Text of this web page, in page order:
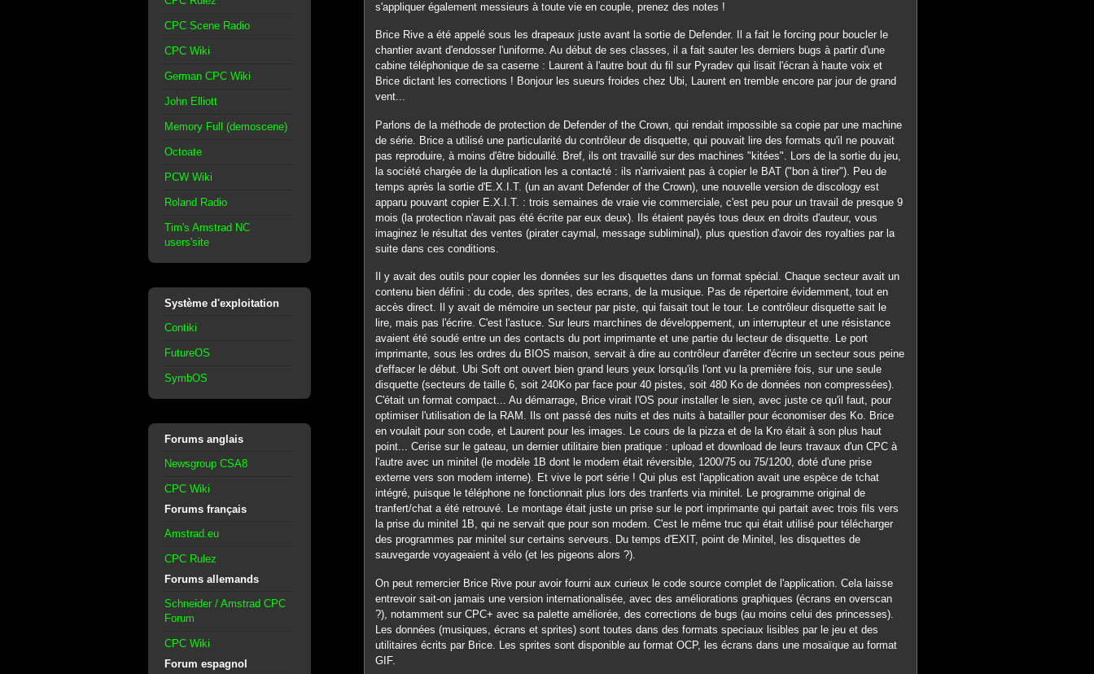
CPC Scene Radio
CPC Wiki
German CPC Wiki
John Elliott
Memory Full (demoscene)
Octoate
PCW Wiki
Roland Radio
Tim's Amstrad NC
users'site
Système d'exploitation
Contiki
FutureOS
SymbOS
Forums anglais
Newsgroup CSA8
CPC Wiki
Forums français
Amstrad.eu
CPC Rulez
Forums allemands
Schneider / Amstrad CPC
Forum
CPC Wiki
Forum espagnol
s'appliquer également messieurs à toute vie en couple, prenez des notes !
Brice Rive a été appelé sous les drapeaux juste avant la sortie de Defender. Il a fait le forcing pour boucler le
chantier avant d'endosser l'uniforme. Au début de ses classes, il a fait sauter les derniers bugs à partir d'une
cabine téléphonique de sa caserne : Laurent à l'autre bout du fil sur Pyradev qui lisait l'écran à haute voix et
Brice dictant les corrections ! Bonjour les sueurs froides chez Ubi, Laurent en tremble encore par jour de grand
vent...
Parlons de la méthode de protection de Defender of the Crown, qui rendait impossible sa copie par une machine
de série. Brice a utilisé une particularité du contrôleur de disquette, qui pouvait lire des formats qu'il ne pouvait
pas reproduire, à moins d'être bidouillé. Bref, ils ont travaillé sur des machines "kitées". Lors de la sortie du jeu,
la société chargée de la duplication les a contacté : ils n'arrivaient pas à copier le BAT ("bon à tirer"). Peu de
temps après la sortie d'E.X.I.T. (un an avant Defender of the Crown), une nouvelle version de discology est
apparu pouvant copier E.X.I.T. : trois semaines de vraie vie commerciale, c'est peu pour un travail de presque 9
mois (la protection n'avait pas été écrite par eux deux). Ils étaient payés tous deux en droits d'auteur, vous
imaginez le résultat des ventes (pirater caymal, message subliminal), plus question d'avoir des royalties par la
suite dans ces conditions.
Il y avait des outils pour copier les données sur les disquettes dans un format spécial. Chaque secteur avait un
contenu bien défini : du code, des sprites, des ecrans, de la musique. Pas de répertoire évidemment, tout en
accès direct. Il y avait de mémoire un secteur par piste, qui faisait tout le tour. Le contrôleur disquette sait le
lire, mais pas l'écrire. C'est l'astuce. Sur leurs marchines de développement, un interrupteur et une résistance
avaient été soudé entre un des contacts du port imprimante et une partie du lecteur de disquette. Le port
imprimante, sous les ordres du BIOS maison, servait à dire au contrôleur d'arrêter d'écrire un secteur sous peine
d'effacer le début. Ubi Soft ont ouvert bien grand leurs yeux lorsqu'ils l'ont vu la première fois, sur une seule
disquette (secteurs de taille 6, soit 240Ko par face pour 40 pistes, soit 480 Ko de données non compressées).
C'était un format compact... Au démarrage, Brice virait l'OS pour installer le sien, avec juste ce qu'il faut, pour
optimiser l'utilisation de la RAM. Ils ont passé des nuits et des nuits à batailler pour économiser des Ko. Brice
en voulait pour son code, et Laurent pour les images. Le cours de la pizza et de la Kro était à son plus haut
point... Cerise sur le gateau, un dernier utilitaire bien pratique : upload et download de leurs travaux d'un CPC à
l'autre avec un minitel (le modèle 1B dont le modem était réversible, 1200/75 ou 75/1200, doté d'une prise
externe vers son modem interne). Et vive le port série ! Qui plus est l'application avait une espèce de tchat
intégré, puisque le téléphone ne fonctionnait plus lors des tranferts via minitel. Le programme original de
tranfert/chat a été retrouvé. Le montage était juste un prise sur le port imprimante qui partait avec trois fils vers
la prise du minitel 1B, qui ne servait que pour son modem. C'est le même truc qui était utilisé pour télécharger
des programmes par minitel sur certains serveurs. Du temps d'EXIT, point de Minitel, les disquettes de
sauvegarde voyageaient à vélo (et les pigeons alors ?).
On peut remercier Brice Rive pour avoir fourni aux curieux le code source complet de l'application. Cela laisse
entrevoir sait-on jamais une version internationalisée, avec des améliorations graphiques (écrans en overscan
?), notamment sur CPC+ avec sa palette améliorée, des corrections de bugs (au moins celui des princesses).
Les données (musiques, écrans et sprites) sont toutes dans des formats speciaux lisibles par le jeu et des
utilitaires écrits par Brice. Les sprites sont disponible au format OCP, les écrans dans une mosaïque au format
GIF.